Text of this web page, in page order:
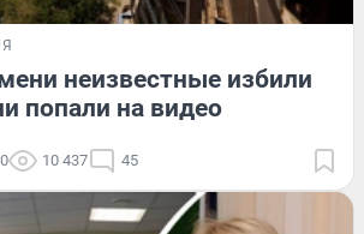
неизвестные избили
попали на видео
10 437 45